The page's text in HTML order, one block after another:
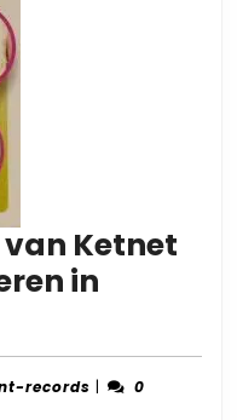
Ketnet
in
records accent-
|
0